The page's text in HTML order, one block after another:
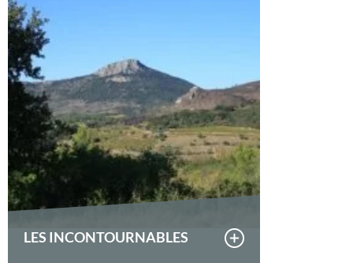
LES INCONTOURNABLES